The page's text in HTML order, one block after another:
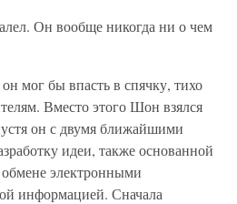
Он вообще никогда ни о чем
мог бы впасть в спячку, тихо
Вместо этого Шон взялся
он с двумя ближайшими
идеи, также основанной
электронными
информацией. Сначала